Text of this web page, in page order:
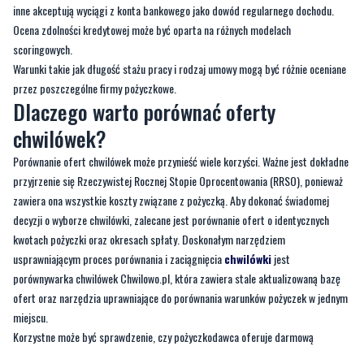
inne akceptują wyciągi z konta bankowego jako dowód regularnego dochodu.
Ocena zdolności kredytowej może być oparta na różnych modelach
scoringowych.
Warunki takie jak długość stażu pracy i rodzaj umowy mogą być różnie oceniane
przez poszczególne firmy pożyczkowe.
Dlaczego warto porównać oferty
chwilówek?
Porównanie ofert chwilówek może przynieść wiele korzyści. Ważne jest dokładne
przyjrzenie się Rzeczywistej Rocznej Stopie Oprocentowania (RRSO), ponieważ
zawiera ona wszystkie koszty związane z pożyczką. Aby dokonać świadomej
decyzji o wyborze chwilówki, zalecane jest porównanie ofert o identycznych
kwotach pożyczki oraz okresach spłaty. Doskonałym narzędziem
usprawniającym proces porównania i zaciągnięciachwilówkijest
porównywarka chwilówek Chwilowo.pl, która zawiera stale aktualizowaną bazę
ofert oraz narzędzia uprawniające do porównania warunków pożyczek w jednym
miejscu.
Korzystne może być sprawdzenie, czy pożyczkodawca oferuje darmową